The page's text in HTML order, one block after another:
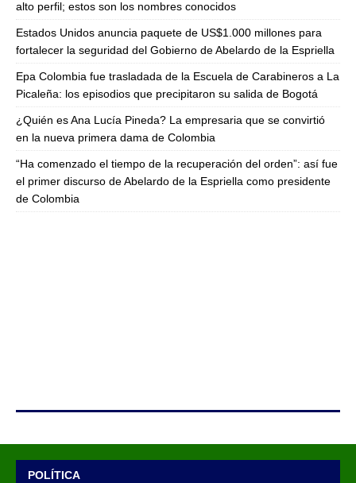
alto perfil; estos son los nombres conocidos
Estados Unidos anuncia paquete de US$1.000 millones para
fortalecer la seguridad del Gobierno de Abelardo de la Espriella
Epa Colombia fue trasladada de la Escuela de Carabineros a La
Picaleña: los episodios que precipitaron su salida de Bogotá
¿Quién es Ana Lucía Pineda? La empresaria que se convirtió
en la nueva primera dama de Colombia
“Ha comenzado el tiempo de la recuperación del orden”: así fue
el primer discurso de Abelardo de la Espriella como presidente
de Colombia
POLÍTICA